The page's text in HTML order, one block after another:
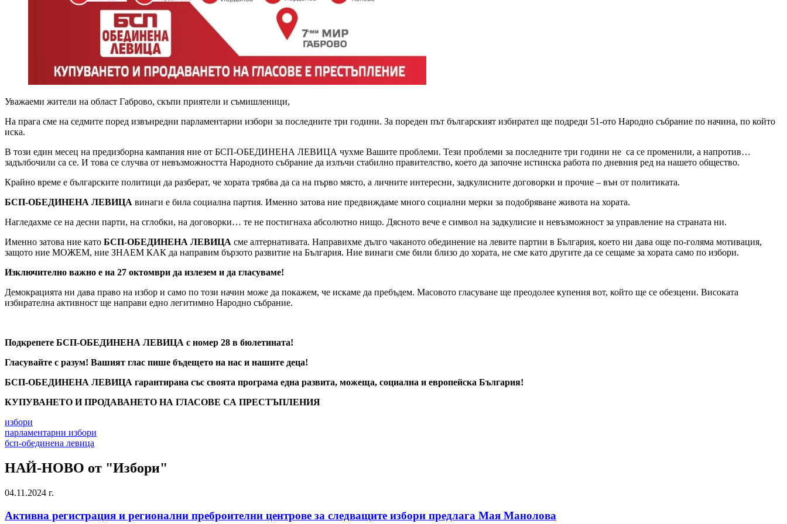
Уважаеми жители на област Габрово, скъпи приятели и съмишленици,
На прага сме на седмите поред извънредни парламентарни избори за последните три години. За пореден път българският избирател ще подреди 51-ото Народно събрание по начина, по който
иска.
В този един месец на предизборна кампания ние от БСП-ОБЕДИНЕНА ЛЕВИЦА чухме Вашите проблеми. Тези проблеми за последните три години не са се променили, а напротив…
задълбочили са се. И това се случва от невъзможността Народното събрание да излъчи стабилно правителство, което да започне истинска работа по дневния ред на нашето общество.
Крайно време е българските политици да разберат, че хората трябва да са на първо място, а личните интересни, задкулисните договорки и прочие – вън от политиката.
БСП-ОБЕДИНЕНА ЛЕВИЦА винаги е била социална партия. Именно затова ние предвиждаме много социални мерки за подобряване живота на хората.
Нагледахме се на десни парти, на сглобки, на договорки… те не постигнаха абсолютно нищо. Дясното вече е символ на задкулисие и невъзможност за управление на страната ни.
Именно затова ние като БСП-ОБЕДИНЕНА ЛЕВИЦА сме алтернативата. Направихме дълго чаканото обединение на левите партии в България, което ни дава още по-голяма мотивация,
защото ние МОЖЕМ, ние ЗНАЕМ КАК да направим бързото развитие на България. Ние винаги сме били близо до хората, не сме като другите да се сещаме за хората само по избори.
Изключително важно е на 27 октомври да излезем и да гласуваме!
Демокрацията ни дава право на избор и само по този начин може да покажем, че искаме да пребъдем. Масовото гласуване ще преодолее купения вот, който ще се обезцени. Високата
избирателна активност ще направи едно легитимно Народно събрание.
Подкрепете БСП-ОБЕДИНЕНА ЛЕВИЦА с номер 28 в бюлетината!
Гласувайте с разум! Вашият глас пише бъдещето на нас и нашите деца!
БСП-ОБЕДИНЕНА ЛЕВИЦА гарантирана със своята програма една развита, можеща, социална и европейска България!
КУПУВАНЕТО И ПРОДАВАНЕТО НА ГЛАСОВЕ СА ПРЕСТЪПЛЕНИЯ
избори
парламентарни избори
бсп-обединена левица
НАЙ-НОВО от "Избори"
04.11.2024 г.
Активна регистрация и регионални преброителни центрове за следващите избори предлага Мая Манолова